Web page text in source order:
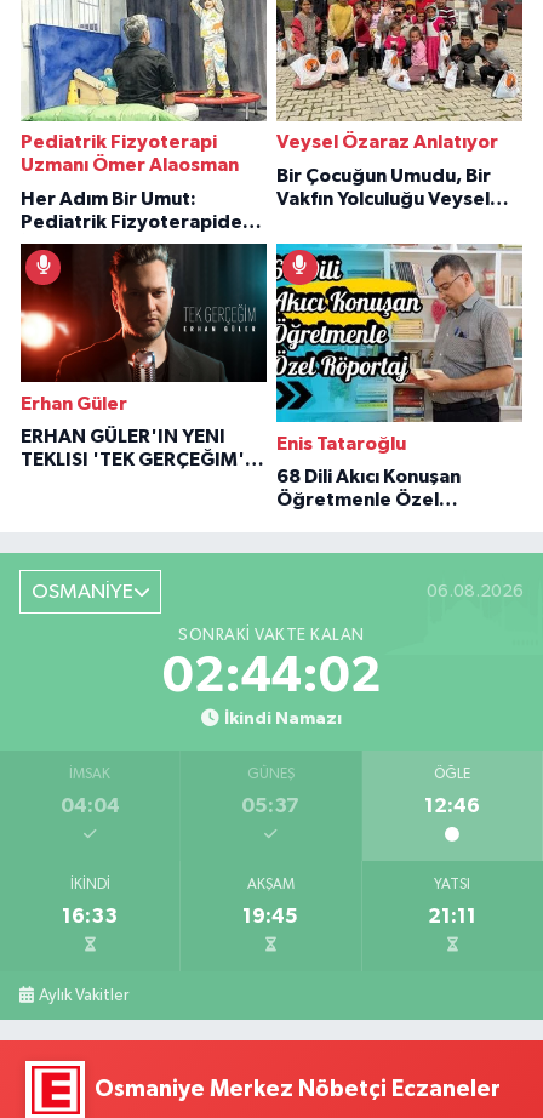
Pediatrik Fizyoterapi
Uzmanı Ömer Alaosman
Her Adım Bir Umut:
Pediatrik Fizyoterapiden
İlham Veren Hikâyeler
Veysel Özaraz Anlatıyor
Bir Çocuğun Umudu, Bir
Vakfın Yolculuğu Veysel
Erhan Güler
ERHAN GÜLER'IN YENI
TEKLISI 'TEK GERÇEĞIM'LE
Enis Tataroğlu
68 Dili Akıcı Konuşan
Öğretmenle Özel
OSMANİYE 06.08.2026
SONRAKI VAKTE KALAN
02:44:01
İkindi Namazı
İMSAK
04:04
GÜNEŞ
05:37
ÖĞLE
12:46
İKINDI
16:33
AKŞAM
19:45
YATSI
21:11
Aylık Vakitler
Osmaniye Merkez Nöbetçi Eczaneler